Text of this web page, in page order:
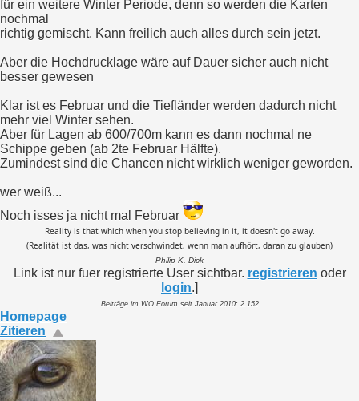
für ein weitere Winter Periode, denn so werden die Karten
nochmal
richtig gemischt. Kann freilich auch alles durch sein jetzt.
Aber die Hochdrucklage wäre auf Dauer sicher auch nicht
besser gewesen
Klar ist es Februar und die Tiefländer werden dadurch nicht
mehr viel Winter sehen.
Aber für Lagen ab 600/700m kann es dann nochmal ne
Schippe geben (ab 2te Februar Hälfte).
Zumindest sind die Chancen nicht wirklich weniger geworden.
wer weiß...
Noch isses ja nicht mal Februar
Reality is that which when you stop believing in it, it doesn't go away.
(Realität ist das, was nicht verschwindet, wenn man aufhört, daran zu glauben)
Philip K. Dick
Link ist nur fuer registrierte User sichtbar. registrieren oder
login.]
Beiträge im WO Forum seit Januar 2010: 2.152
Homepage
Zitieren